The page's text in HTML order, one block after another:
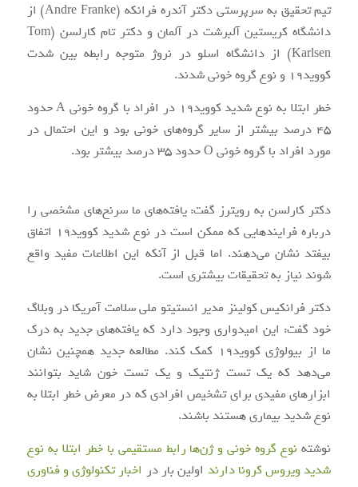
تیم تحقیق به سرپرستی دکتر آندره فرانکه (Andre Franke) از
دانشگاه کریستین آلبرشت در آلمان و دکتر تام کارلسن (Tom
Karlsen) از دانشگاه اسلو در نروژ متوجه رابطه بین شدت
کووید۱۹ و نوع گروه خونی شدند.
خطر ابتلا به نوع شدید کووید۱۹ در افراد با گروه خونی A حدود
۴۵ درصد بیشتر از سایر گروه‌های خونی بود و این احتمال در
مورد افراد با گروه خونی O حدود ۳۵ درصد بیشتر بود.
دکتر کارلسن به رویترز گفت: یافته‌های ما سرنخ‌های مشخصی را
درباره فرایندهایی که ممکن است در نوع شدید کووید۱۹ اتفاق
بیفتد نشان می‌دهند. اما قبل از آنکه این اطلاعات مفید واقع
شوند نیاز به تحقیقات بیشتری است.
دکتر فرانکیس کولینز مدیر انستیتو ملی سلامت آمریکا در وبلاگ
خود گفت: این امیدواری وجود دارد که یافته‌های جدید به درک
ما از بیولوژی کووید۱۹ کمک کند. مطالعه جدید همچنین نشان
می‌دهد که یک تست ژنتیک و یک تست خون شاید بتوانند
ابزارهای مفیدی برای تشخیص افرادی که در معرض خطر ابتلا به
نوع شدید بیماری هستند باشند.
نوشته نوع گروه خونی و ژن‌ها رابط مستقیمی با خطر ابتلا به نوع
شدید ویروس کرونا دارند اولین بار در اخبار تکنولوژی و فناوری